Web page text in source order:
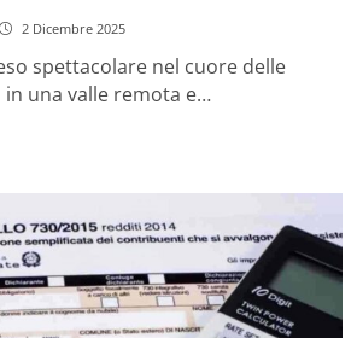
2 Dicembre 2025
spettacolare nel cuore delle
una valle remota e…